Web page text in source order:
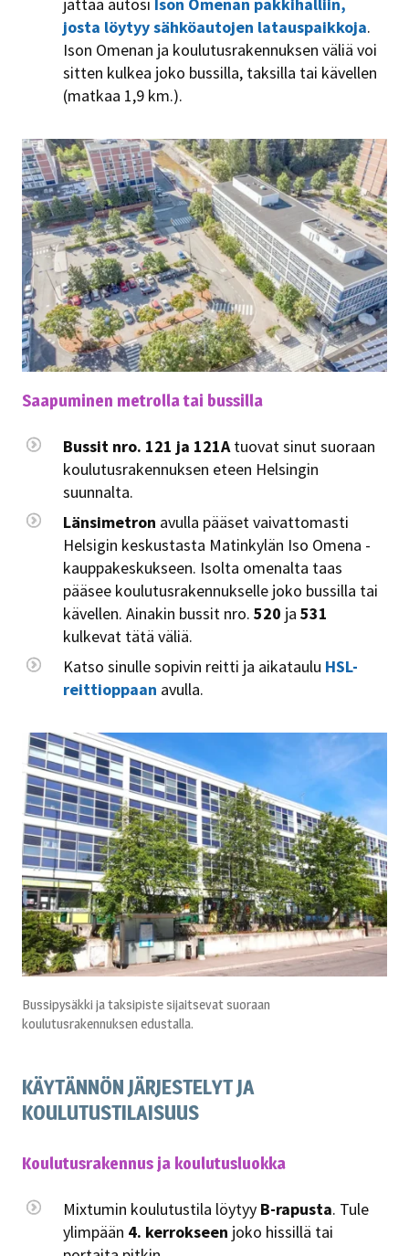
josta löytyy sähköautojen latauspaikkoja.
Ison Omenan ja koulutusrakennuksen väliä voi
sitten kulkea joko bussilla, taksilla tai kävellen
(matkaa 1,9 km.).
Saapuminen metrolla tai bussilla
Bussit nro. 121 ja 121Atuovat sinut suoraan
koulutusrakennuksen eteen Helsingin
suunnalta.
Länsimetron avulla pääset vaivattomasti
Helsigin keskustasta Matinkylän Iso Omena -
kauppakeskukseen. Isolta omenalta taas
pääsee koulutusrakennukselle joko bussilla tai
kävellen. Ainakin bussit nro.520 ja531
kulkevat tätä väliä.
Katso sinulle sopivin reitti ja aikataulu HSL-
reittioppaan avulla.
Bussipysäkki ja taksipiste sijaitsevat suoraan
koulutusrakennuksen edustalla.
KÄYTÄNNÖN JÄRJESTELYT JA
KOULUTUSTILAISUUS
Koulutusrakennus ja koulutusluokka
Mixtumin koulutustila löytyy B-rapusta. Tule
ylimpään 4. kerrokseen joko hissillä tai